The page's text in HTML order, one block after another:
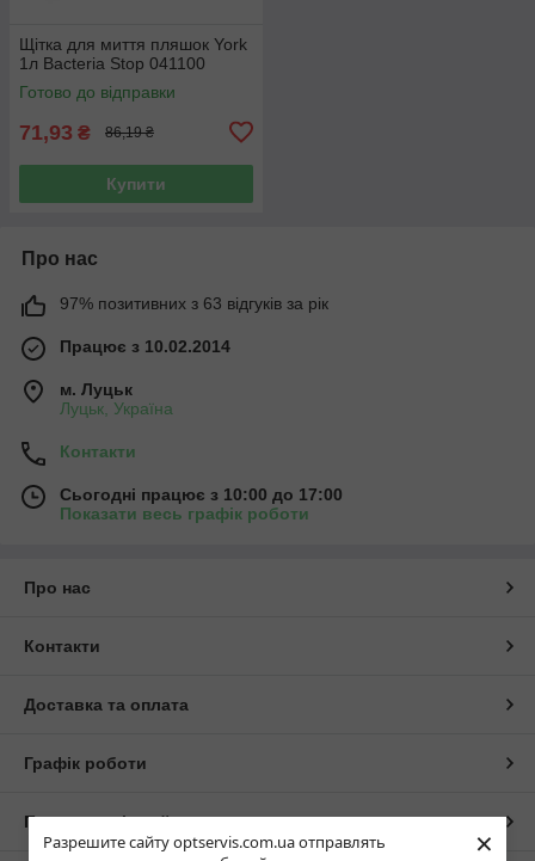
Разрешите сайту optservis.com.ua отправлять
×
Щітка для миття пляшок York
1л Bacteria Stop 041100
Готово до відправки
71,93 ₴ 86,19 ₴
Купити
Про нас
97% позитивних з 63 відгуків за рік
Працює з 10.02.2014
м. Луцьк
Луцьк, Україна
Контакти
Сьогодні працює з 10:00 до 17:00
Показати весь графік роботи
Про нас
Контакти
Доставка та оплата
Графік роботи
Повна версія сайту